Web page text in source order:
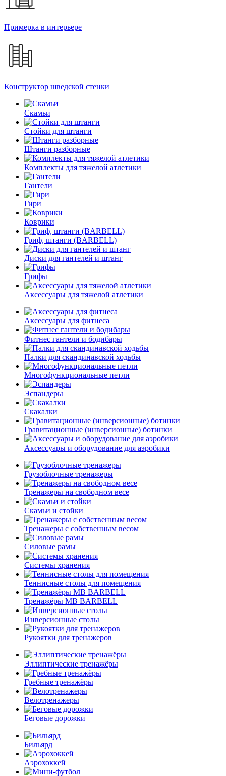
Примерка в интерьере
Конструктор шведской стенки
Скамьи
Стойки для штанги
Штанги разборные
Комплекты для тяжелой атлетики
Гантели
Гири
Коврики
Гриф, штанги (BARBELL)
Диски для гантелей и штанг
Грифы
Аксессуары для тяжелой атлетики
Аксессуары для фитнеса
Фитнес гантели и бодибары
Палки для скандинавской ходьбы
Многофункциональные петли
Эспандеры
Скакалки
Гравитационные (инверсионные) ботинки
Аксессуары и оборудование для аэробики
Грузоблочные тренажеры
Тренажеры на свободном весе
Скамьи и стойки
Тренажеры с собственным весом
Силовые рамы
Системы хранения
Теннисные столы для помещения
Тренажёры MB BARBELL
Инверсионные столы
Рукоятки для тренажеров
Эллиптические тренажёры
Гребные тренажёры
Велотренажеры
Беговые дорожки
Бильярд
Аэрохоккей